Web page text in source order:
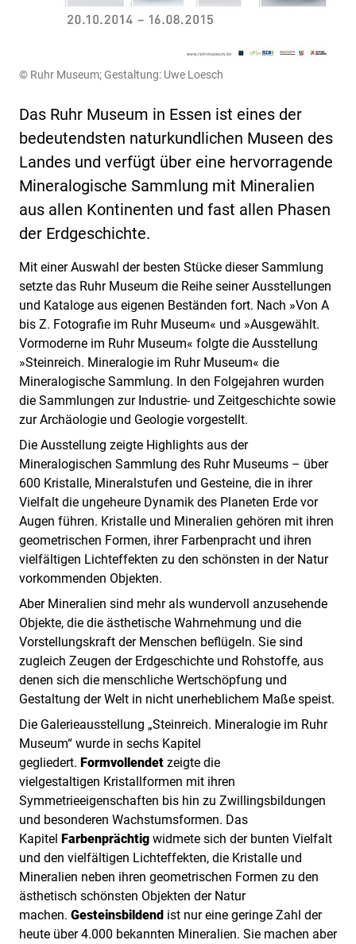
© Ruhr Museum; Gestaltung: Uwe Loesch
Das Ruhr Museum in Essen ist eines der
bedeutendsten naturkundlichen Museen des
Landes und verfügt über eine hervorragende
Mineralogische Sammlung mit Mineralien
aus allen Kontinenten und fast allen Phasen
der Erdgeschichte.
Mit einer Auswahl der besten Stücke dieser Sammlung
setzte das Ruhr Museum die Reihe seiner Ausstellungen
und Kataloge aus eigenen Beständen fort. Nach »Von A
bis Z. Fotografie im Ruhr Museum« und »Ausgewählt.
Vormoderne im Ruhr Museum« folgte die Ausstellung
»Steinreich. Mineralogie im Ruhr Museum« die
Mineralogische Sammlung. In den Folgejahren wurden
die Sammlungen zur Industrie- und Zeitgeschichte sowie
zur Archäologie und Geologie vorgestellt.
Die Ausstellung zeigte Highlights aus der
Mineralogischen Sammlung des Ruhr Museums – über
600 Kristalle, Mineralstufen und Gesteine, die in ihrer
Vielfalt die ungeheure Dynamik des Planeten Erde vor
Augen führen. Kristalle und Mineralien gehören mit ihren
geometrischen Formen, ihrer Farbenpracht und ihren
vielfältigen Lichteffekten zu den schönsten in der Natur
vorkommenden Objekten.
Aber Mineralien sind mehr als wundervoll anzusehende
Objekte, die die ästhetische Wahrnehmung und die
Vorstellungskraft der Menschen beflügeln. Sie sind
zugleich Zeugen der Erdgeschichte und Rohstoffe, aus
denen sich die menschliche Wertschöpfung und
Gestaltung der Welt in nicht unerheblichem Maße speist.
Die Galerieausstellung „Steinreich. Mineralogie im Ruhr
Museum“ wurde in sechs Kapitel
gegliedert. Formvollendet zeigte die
vielgestaltigen Kristallformen mit ihren
Symmetrieeigenschaften bis hin zu Zwillingsbildungen
und besonderen Wachstumsformen. Das
Kapitel Farbenprächtig widmete sich der bunten Vielfalt
und den vielfältigen Lichteffekten, die Kristalle und
Mineralien neben ihren geometrischen Formen zu den
ästhetisch schönsten Objekten der Natur
machen. Gesteinsbildend ist nur eine geringe Zahl der
heute über 4.000 bekannten Mineralien. Sie machen aber